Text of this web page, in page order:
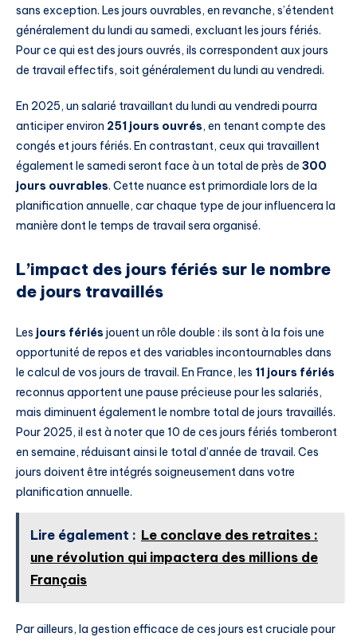
sans exception. Les jours ouvrables, en revanche, s’étendent
généralement du lundi au samedi, excluant les jours fériés.
Pour ce qui est des jours ouvrés, ils correspondent aux jours
de travail effectifs, soit généralement du lundi au vendredi.
En 2025, un salarié travaillant du lundi au vendredi pourra
anticiper environ 251 jours ouvrés, en tenant compte des
congés et jours fériés. En contrastant, ceux qui travaillent
également le samedi seront face à un total de près de 300
jours ouvrables. Cette nuance est primordiale lors de la
planification annuelle, car chaque type de jour influencera la
manière dont le temps de travail sera organisé.
L’impact des jours fériés sur le nombre
de jours travaillés
Les jours fériés jouent un rôle double : ils sont à la fois une
opportunité de repos et des variables incontournables dans
le calcul de vos jours de travail. En France, les 11 jours fériés
reconnus apportent une pause précieuse pour les salariés,
mais diminuent également le nombre total de jours travaillés.
Pour 2025, il est à noter que 10 de ces jours fériés tomberont
en semaine, réduisant ainsi le total d’année de travail. Ces
jours doivent être intégrés soigneusement dans votre
planification annuelle.
Lire également : Le conclave des retraites :
une révolution qui impactera des millions de
Français
Par ailleurs, la gestion efficace de ces jours est cruciale pour